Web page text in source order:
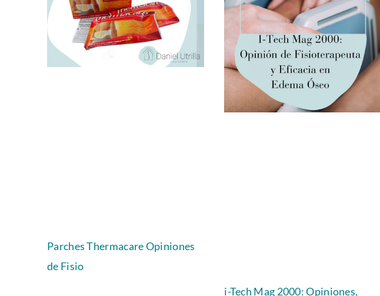
Parches Thermacare Opiniones
de Fisio
i-Tech Mag 2000: Opiniones,